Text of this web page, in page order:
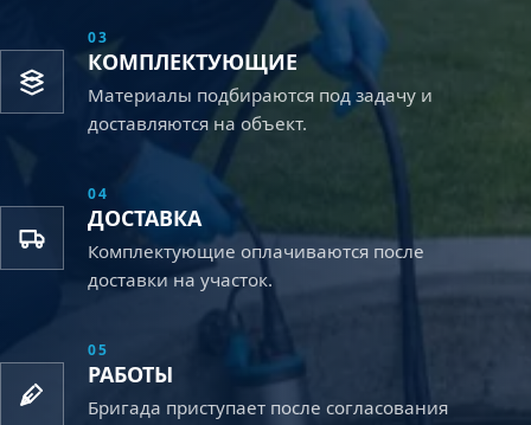
03
КОМПЛЕКТУЮЩИЕ
Материалы подбираются под задачу и
доставляются на объект.
04
ДОСТАВКА
Комплектующие оплачиваются после
доставки на участок.
05
РАБОТЫ
Бригада приступает после согласования